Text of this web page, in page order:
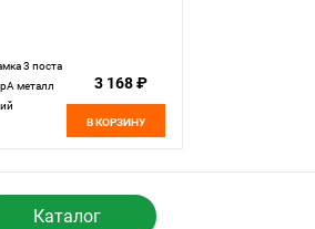
3 поста
металл
3 168 ₽
В КОРЗИНУ
Каталог